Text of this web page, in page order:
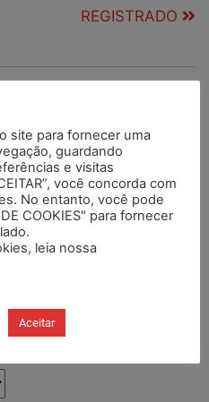
REGISTRADO
site para fornecer uma
guardando
e visitas
você concorda com
No entanto, você pode
COOKIES" para fornecer
leia nossa
Aceitar